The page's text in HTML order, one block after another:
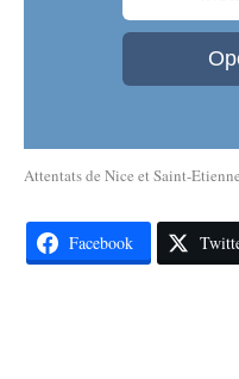
Attentats de Nice et Saint-
Facebook